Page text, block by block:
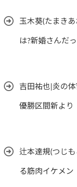
玉木葵(たまき
は?新婚さんだ
吉田祐也|炎の
優勝区間新より
辻本達規(つじ
る筋肉イケメン